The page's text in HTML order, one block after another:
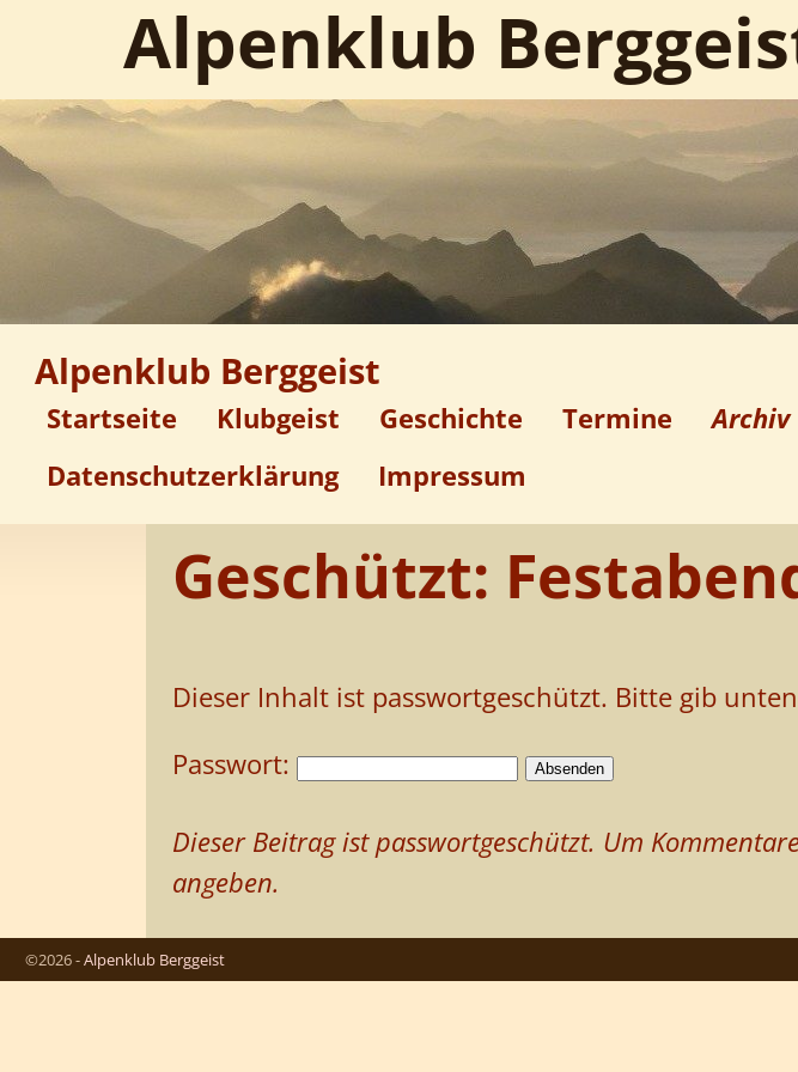
Alpenklub
Alpenklub Berggeist
Startseite Klubgeist Geschichte Termine Archiv
Datenschutzerklärung
Impressum
Geschützt:
Dieser Inhalt ist passwortgeschützt. Bitte gib
Passwort:
Dieser Beitrag ist passwortgeschützt. Um
angeben.
©2026 -Alpenklub Berggeist